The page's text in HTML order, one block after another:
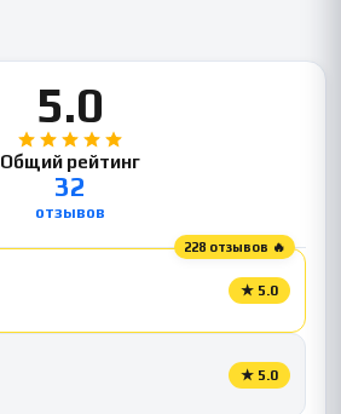
5.0
Общий рейтинг
32
отзывов
228 отзывов 🔥
★ 5.0
★ 5.0